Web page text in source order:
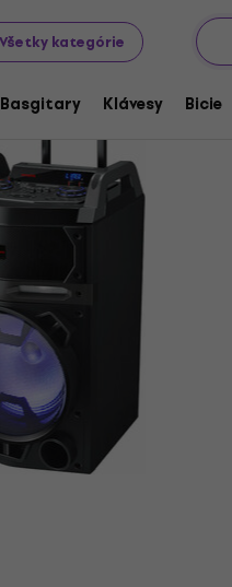
Všetky kategórie
Basgitary Klávesy Bicie
audio Bezdrôtové a